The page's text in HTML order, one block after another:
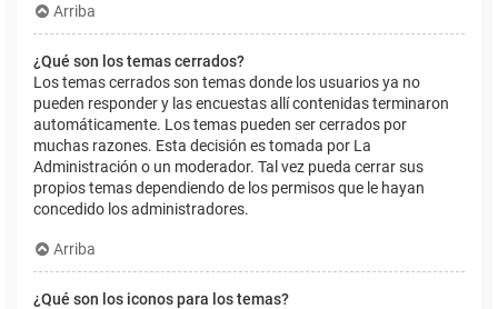
Arriba
¿Qué son los temas cerrados?
Los temas cerrados son temas donde los usuarios ya no
pueden responder y las encuestas allí contenidas terminaron
automáticamente. Los temas pueden ser cerrados por
muchas razones. Esta decisión es tomada por La
Administración o un moderador. Tal vez pueda cerrar sus
propios temas dependiendo de los permisos que le hayan
concedido los administradores.
Arriba
¿Qué son los iconos para los temas?